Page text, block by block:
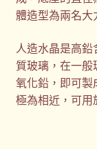
體造型為兩名大
人造水晶是高
質玻璃，在一
氧化鉛，即可
極為相近，可用